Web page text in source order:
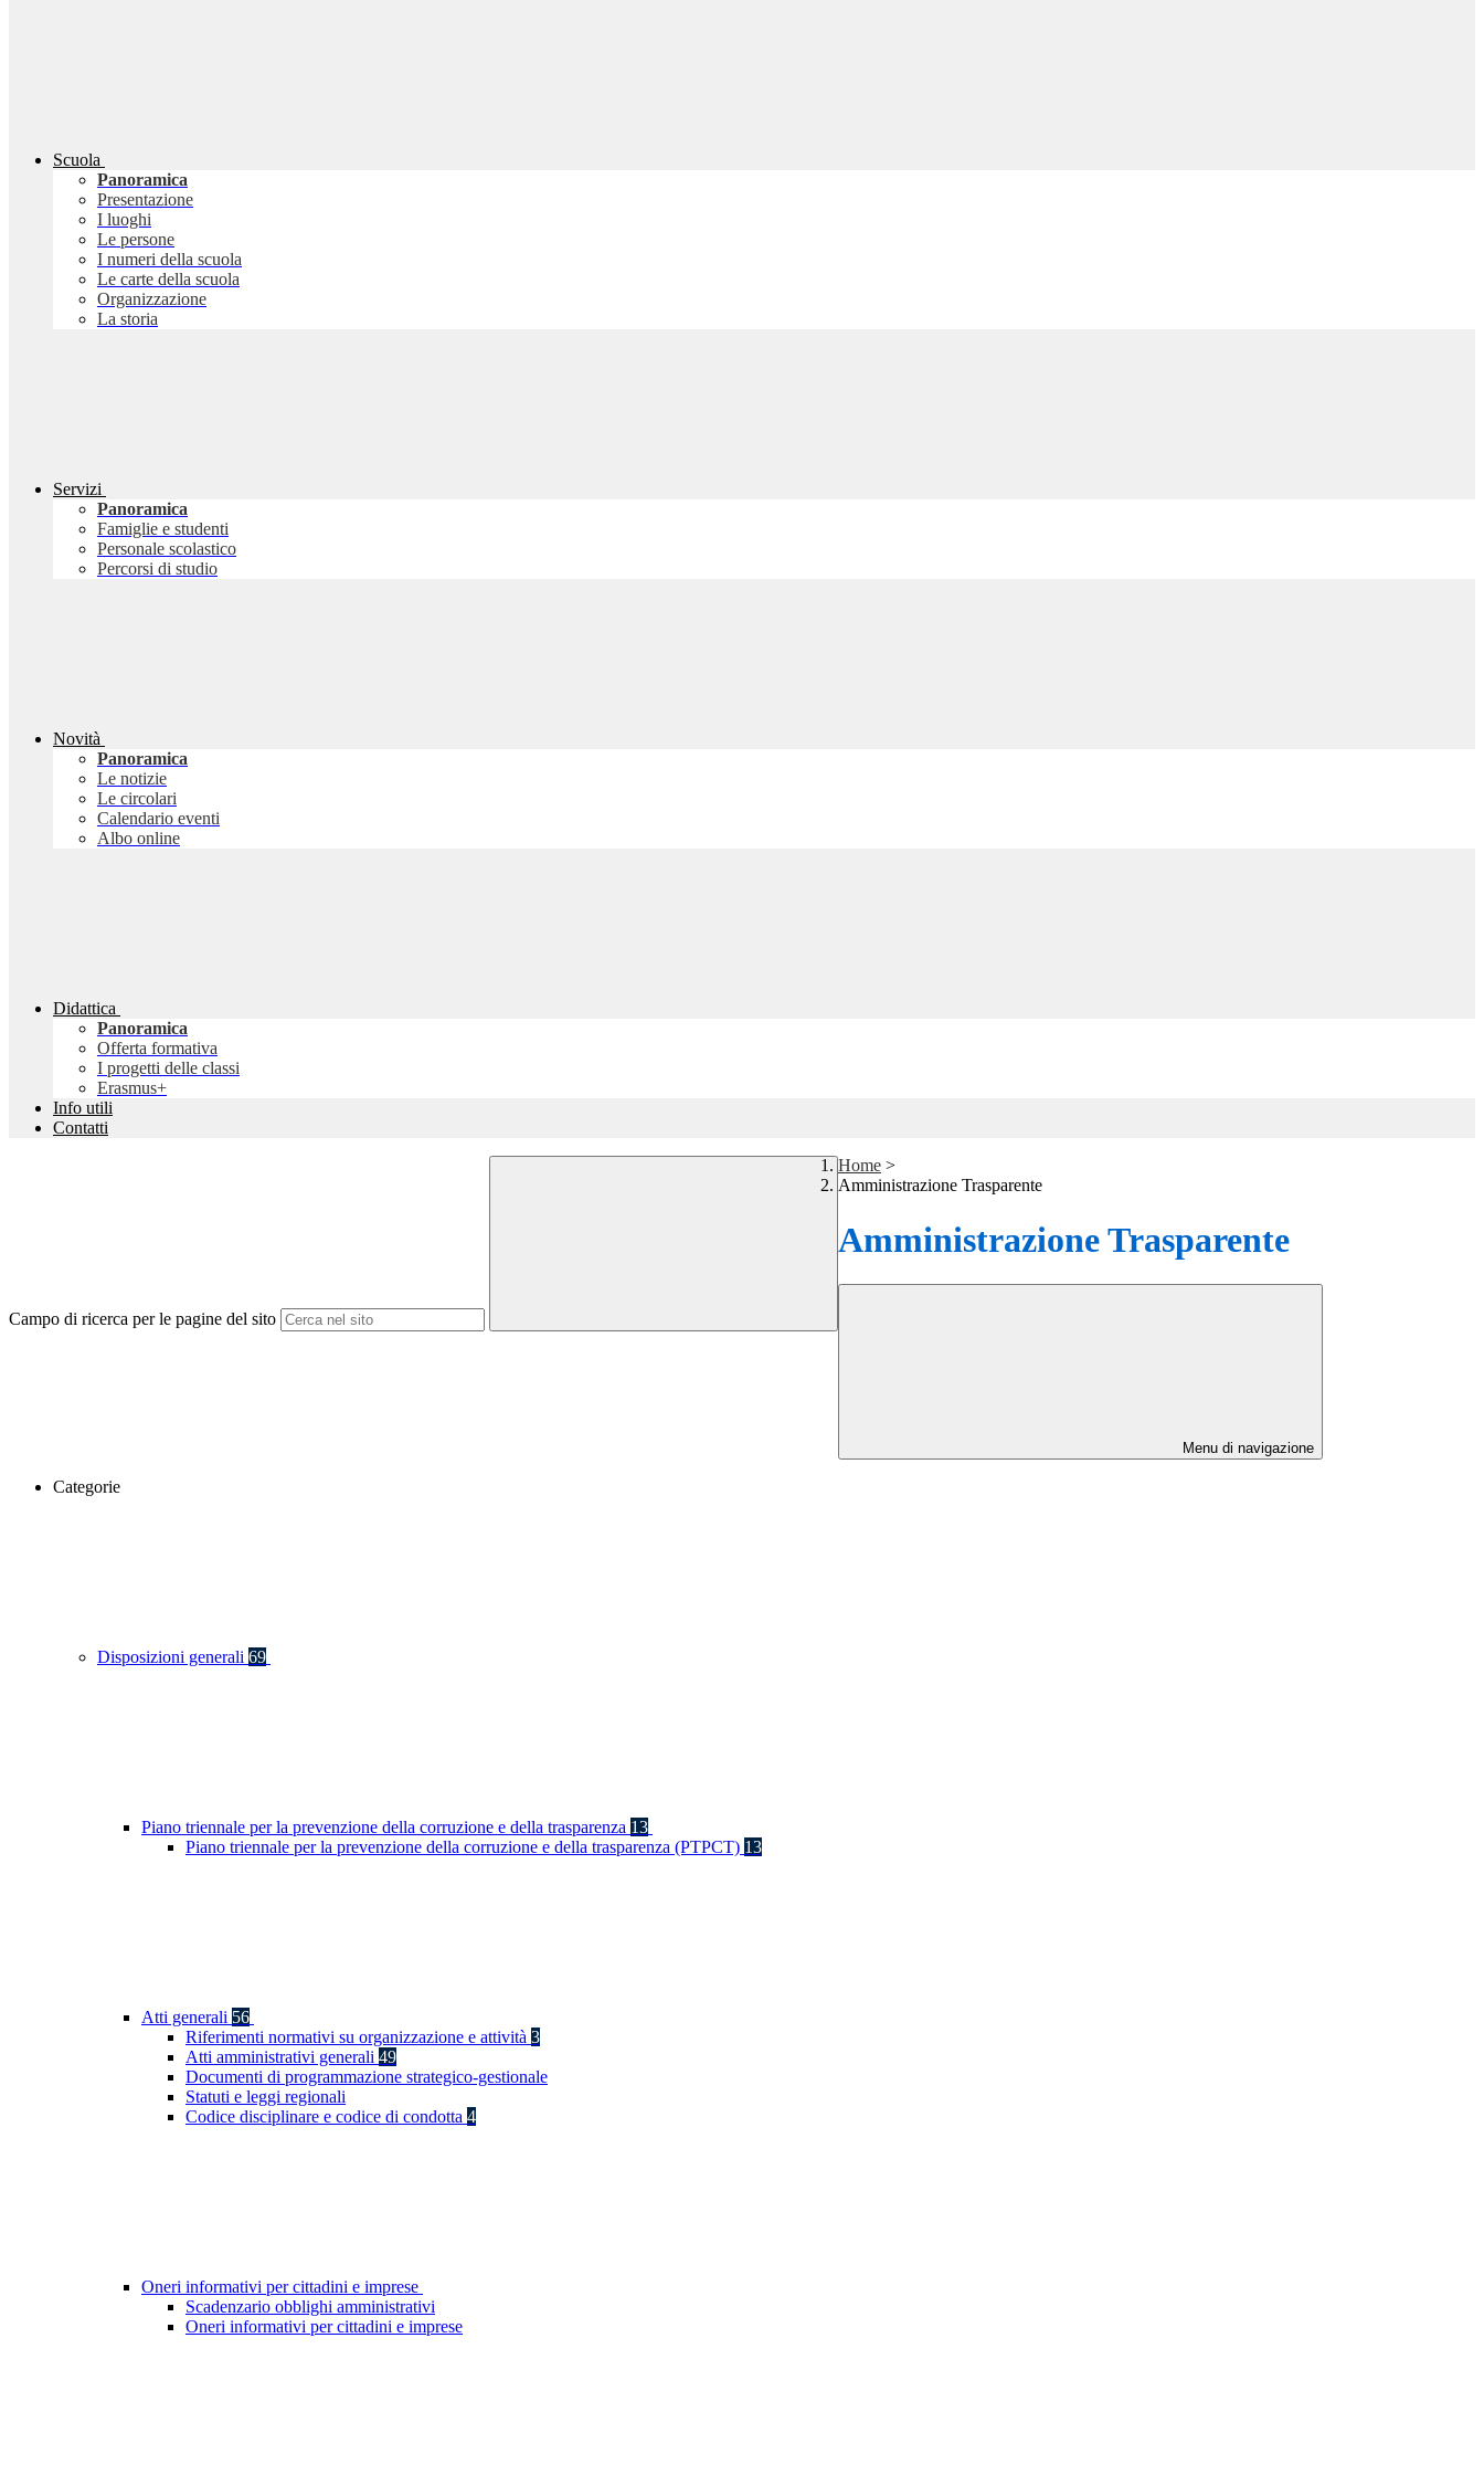
Scuola
Panoramica
Presentazione
I luoghi
Le persone
I numeri della scuola
Le carte della scuola
Organizzazione
La storia
Servizi
Panoramica
Famiglie e studenti
Personale scolastico
Percorsi di studio
Novità
Panoramica
Le notizie
Le circolari
Calendario eventi
Albo online
Didattica
Panoramica
Offerta formativa
I progetti delle classi
Erasmus+
Info utili
Contatti
Campo di ricerca per le pagine del sito
Home >
Amministrazione Trasparente
Amministrazione Trasparente
Menu di navigazione
Categorie
Disposizioni generali 69
Piano triennale per la prevenzione della corruzione e della trasparenza 13
Piano triennale per la prevenzione della corruzione e della trasparenza (PTPCT) 13
Atti generali 56
Riferimenti normativi su organizzazione e attività 3
Atti amministrativi generali 49
Documenti di programmazione strategico-gestionale
Statuti e leggi regionali
Codice disciplinare e codice di condotta 4
Oneri informativi per cittadini e imprese
Scadenzario obblighi amministrativi
Oneri informativi per cittadini e imprese